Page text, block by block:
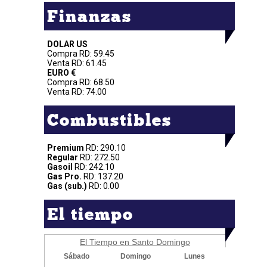
Finanzas
DOLAR US
Compra RD: 59.45
Venta RD: 61.45
EURO €
Compra RD: 68.50
Venta RD: 74.00
Combustibles
Premium RD: 290.10
Regular RD: 272.50
Gasoil
RD: 242.10
Gas Pro. RD: 137.20
Gas (sub.) RD: 0.00
El tiempo
El Tiempo en Santo Domingo